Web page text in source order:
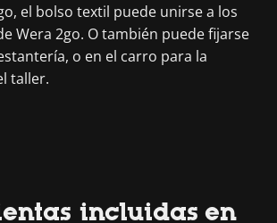
el bolso textil puede unirse a los
Wera 2go. O también puede fijarse
o en el carro para la
taller.
incluidas en